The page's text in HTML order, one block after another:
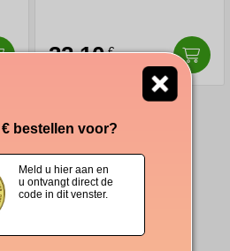
32,10€
bestellen voor?
Meld u hier aan en
u ontvangt direct de
code in dit venster.